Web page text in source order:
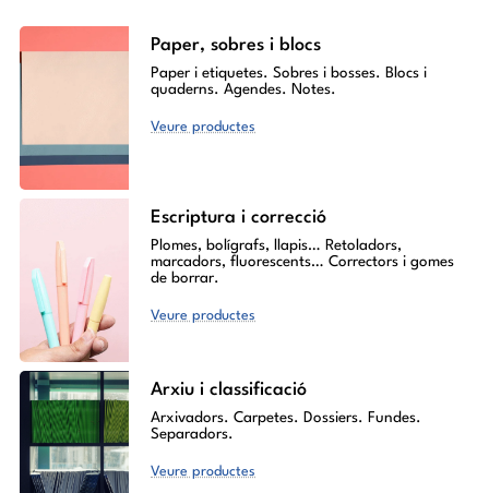
Paper, sobres i blocs
Paper i etiquetes. Sobres i bosses. Blocs i
quaderns. Agendes. Notes.
Veure productes
Escriptura i correcció
Plomes, bolígrafs, llapis… Retoladors,
marcadors, fluorescents… Correctors i gomes
de borrar.
Veure productes
Arxiu i classificació
Arxivadors. Carpetes. Dossiers. Fundes.
Separadors.
Veure productes